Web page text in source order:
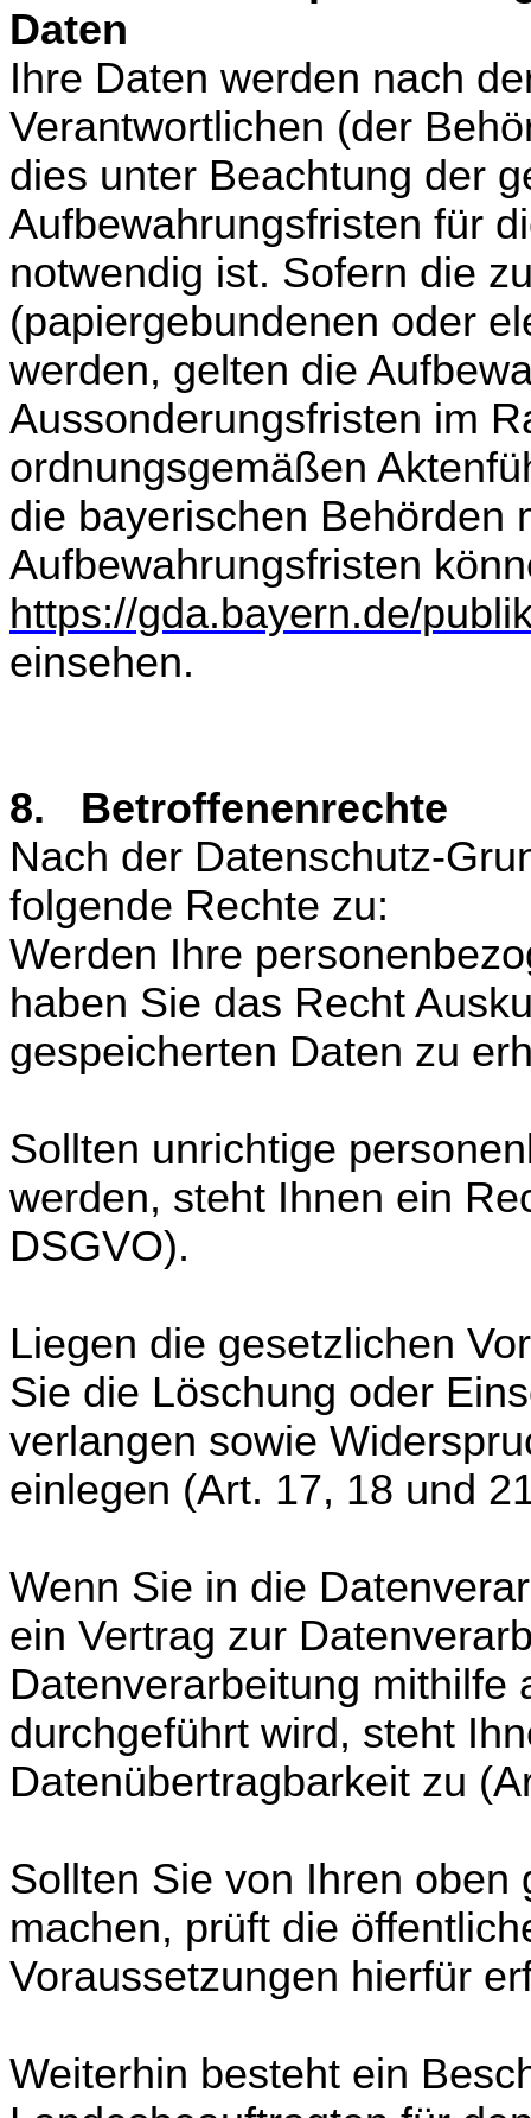
Daten
Ihre Daten werden nach
Verantwortlichen (der
dies unter Beachtung der
Aufbewahrungsfristen für
notwendig ist. Sofern die
(papiergebundenen oder
werden, gelten die
Aussonderungsfristen im
ordnungsgemäßen
die bayerischen Behörden
Aufbewahrungsfristen
https://gda.bayern.de/
einsehen.
8. Betroffenenrechte
Nach der Datenschutz-
folgende Rechte zu:
Werden Ihre
haben Sie das Recht
gespeicherten Daten zu
Sollten unrichtige
werden, steht Ihnen ein
DSGVO).
Liegen die gesetzlichen
Sie die Löschung oder
verlangen sowie
einlegen (Art. 17, 18 und
Wenn Sie in die
ein Vertrag zur
Datenverarbeitung mithilfe
durchgeführt wird, steht
Datenübertragbarkeit zu
Sollten Sie von Ihren
machen, prüft die
Voraussetzungen hierfür
Weiterhin besteht ein